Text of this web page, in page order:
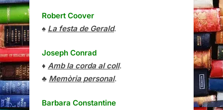
Robert Coover
♠ La festa de Gerald.
Joseph Conrad
♦ Amb la corda al coll.
♣ Memòria personal.
Barbara Constantine